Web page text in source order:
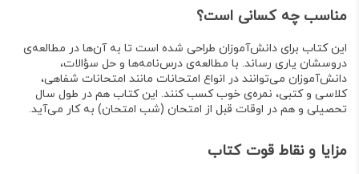
مناسب چه کسانی است؟
این کتاب برای دانش‌آموزان طراحی شده است تا به آن‌ها در مطالعه‌ی
دروسشان یاری رساند. با مطالعه‌ی درس‌نامه‌ها و حل سؤالات،
دانش‌آموزان می‌توانند در انواع امتحانات مانند امتحانات شفاهی،
کلاسی و کتبی، نمره‌ی خوبکسب کنند. این کتاب هم در طول سال
تحصیلی و هم در اوقات قبل از امتحان (شب امتحان) به کار می‌آید.
مزایا و نقاط قوت کتاب